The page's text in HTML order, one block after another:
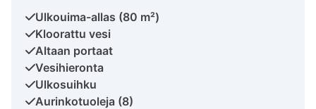
Ulkouima-allas (80 m²)
Kloorattu vesi
Altaan portaat
Vesihieronta
Ulkosuihku
Aurinkotuoleja (8)